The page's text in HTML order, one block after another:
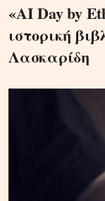
«AI Day by
ιστορική
Λασκαρίδη